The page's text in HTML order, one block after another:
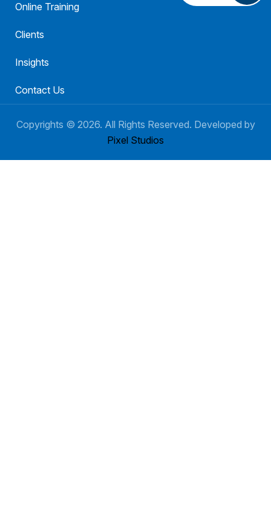
Online Training
Clients
Insights
Contact Us
Copyrights © 2026. All Rights Reserved. Developed by
Pixel Studios